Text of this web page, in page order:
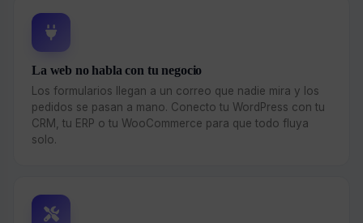
La web no habla con tu negocio
Los formularios llegan a un correo que nadie mira y los
pedidos se pasan a mano. Conecto tu WordPress con tu
CRM, tu ERP o tu WooCommerce para que todo fluya
solo.